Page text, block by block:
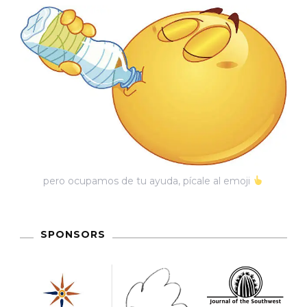
pero ocupamos de tu ayuda, pícale al emoji
SPONSORS